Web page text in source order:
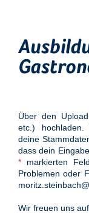
Über den
etc.)
deine
dass dein
* markierten
Problemen oder
Wir freuen uns